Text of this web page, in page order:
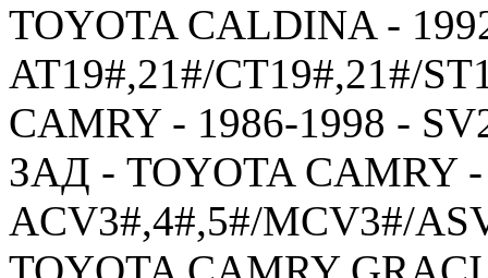
TOYOTA CALDINA -
AT19#,21#/CT19#,21#/
CAMRY - 1986-1998 -
ЗАД - TOYOTA CAMRY -
ACV3#,4#,5#/MCV3#/